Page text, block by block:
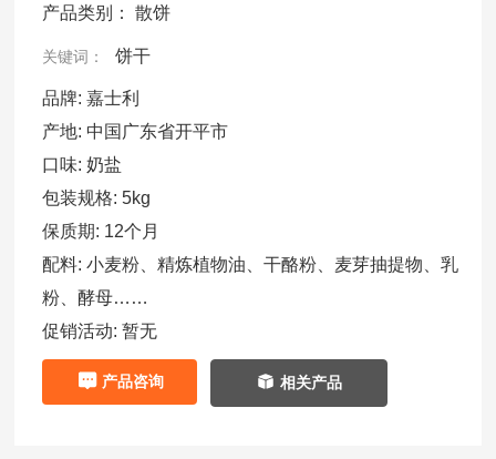
产品类别： 散饼
关键词： 饼干
品牌:嘉士利
产地: 中国广东省开平市
口味:奶盐
包装规格:5kg
保质期: 12个月
配料:小麦粉、精炼植物油、干酪粉、麦芽抽提物、乳
粉、酵母……
促销活动:暂无
产品咨询 相关产品